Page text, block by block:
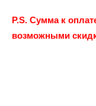
P.S. Сумма к
возможными